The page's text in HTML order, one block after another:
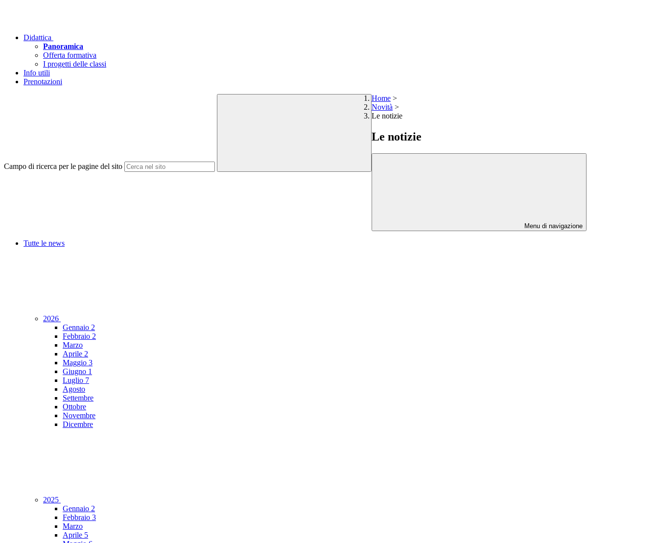
Didattica
Panoramica
Offerta formativa
I progetti delle classi
Info utili
Prenotazioni
Campo di ricerca per le pagine del sito
Home >
Novità >
Le notizie
Le notizie
Menu di navigazione
Tutte le news
2026
Gennaio 2
Febbraio 2
Marzo
Aprile 2
Maggio 3
Giugno 1
Luglio 7
Agosto
Settembre
Ottobre
Novembre
Dicembre
2025
Gennaio 2
Febbraio 3
Marzo
Aprile 5